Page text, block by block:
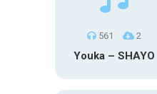
561 2
Youka – SHAYO